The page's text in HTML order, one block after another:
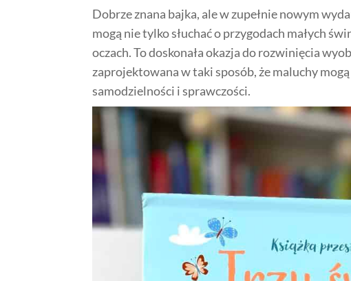
Dobrze znana bajka, ale w zupełnie nowym
mogą nie tylko słuchać o przygodach małych
oczach. To doskonała okazja do rozwinięcia
zaprojektowana w taki sposób, że maluchy
samodzielności i sprawczości.